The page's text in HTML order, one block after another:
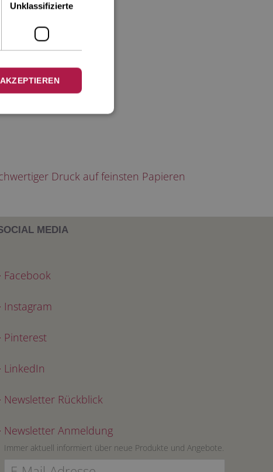
Druck auf feinsten Papieren
MEDIA
Facebook
Instagram
Pinterest
LinkedIn
Newsletter Rückblick
Newsletter Anmeldung
Immer aktuell informiert über neue Produkte und Angebote.
Unklassifizierte